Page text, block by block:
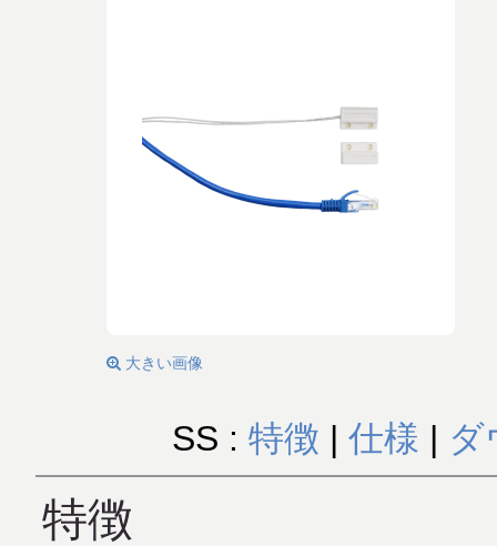
大きい画像
SS : 特徴 | 仕様 | ダ
特徴